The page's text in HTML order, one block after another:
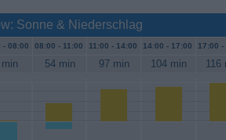
Sonne & Niederschlag
- 08:00 08:00 - 11:00 11:00 - 14:00 14:00 - 17:00 17:00 -
54 min 97 min 104 min 116